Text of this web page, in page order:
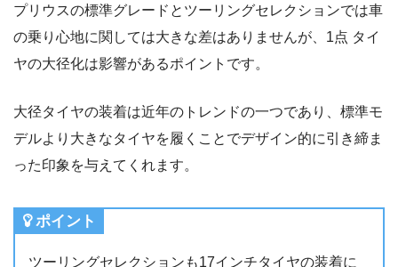
プリウスの標準グレードとツーリングセレクションでは車
の乗り心地に関しては大きな差はありませんが、1点 タイ
ヤの大径化は影響があるポイントです。
大径タイヤの装着は近年のトレンドの一つであり、標準モ
デルより大きなタイヤを履くことでデザイン的に引き締ま
った印象を与えてくれます。
ポイント
ツーリングセレクションも17インチタイヤの装着に